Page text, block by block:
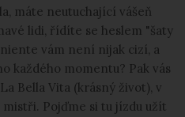
máte neutuchající vášeň
lidi, řídíte se heslem "šaty
vám není nijak cizí, a
každého momentu? Pak vás
Bella Vita (krásný život), v
Pojďme si tu jízdu užít